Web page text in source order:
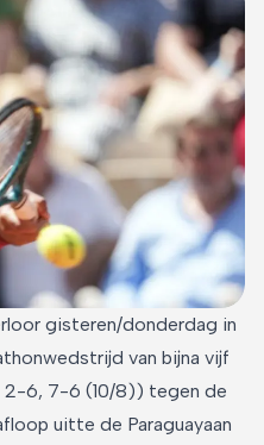
gisteren/donderdag in
van bijna vijf
6, 7-6 (10/8)) tegen de
uitte de Paraguayaan